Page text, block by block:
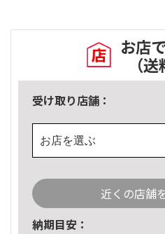
お店
（
受け取り店舗：
お店を選ぶ
近くの店舗
納期目安：